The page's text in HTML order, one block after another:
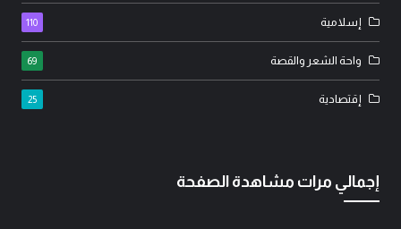
إسلامية 110
واحة الشعر والقصة 69
إقتصادية 25
إجمالي مرات مشاهدة الصفحة